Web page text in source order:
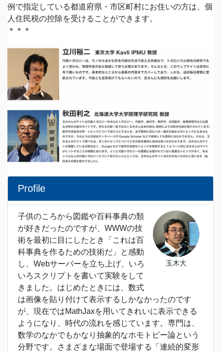
例で指定している都道府県・市区町村にお住いの方は、個
人住民税の控除を受けることができます。
＊＊＊
Profile
玉木大
子供のころから図鑑や百科事典の類
が好きだったのですが、WWWの技
術を最初に目にしたとき「これは百
科事典を作るための技術だ」と感動
し、Webサーバーを立ち上げ、いろ
いろスクリプトを書いて実験をして
きました。はじめたときには、数式
は画像を貼り付けて表示するしかなかったのです
が、現在ではMathJaxを用いてきれいに表示できる
ようになり、時代の流れを感じています。専門は、
数学のなかでもかなり抽象的なホモトピー論という
分野です。さまざまな場面で登場する「連続的変形